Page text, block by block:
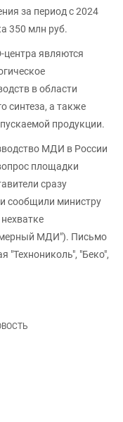
за период с 2024
350 млн руб.
являются
в области
синтеза, а также
продукции.
МДИ в России
площадки
сразу
сообщили министру
МДИ"). Письмо
"Технониколь", "Беко",